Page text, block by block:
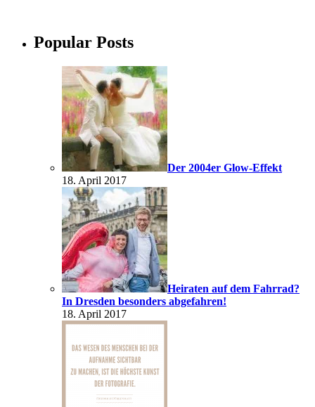
Popular Posts
Der 2004er Glow-Effekt
18. April 2017
Heiraten auf dem Fahrrad?
In Dresden besonders abgefahren!
18. April 2017